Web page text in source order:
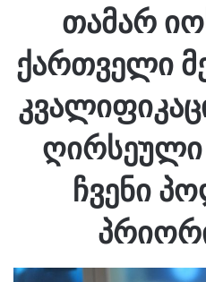
თამარ
ქართველი
ღირსეული
ჩვენი